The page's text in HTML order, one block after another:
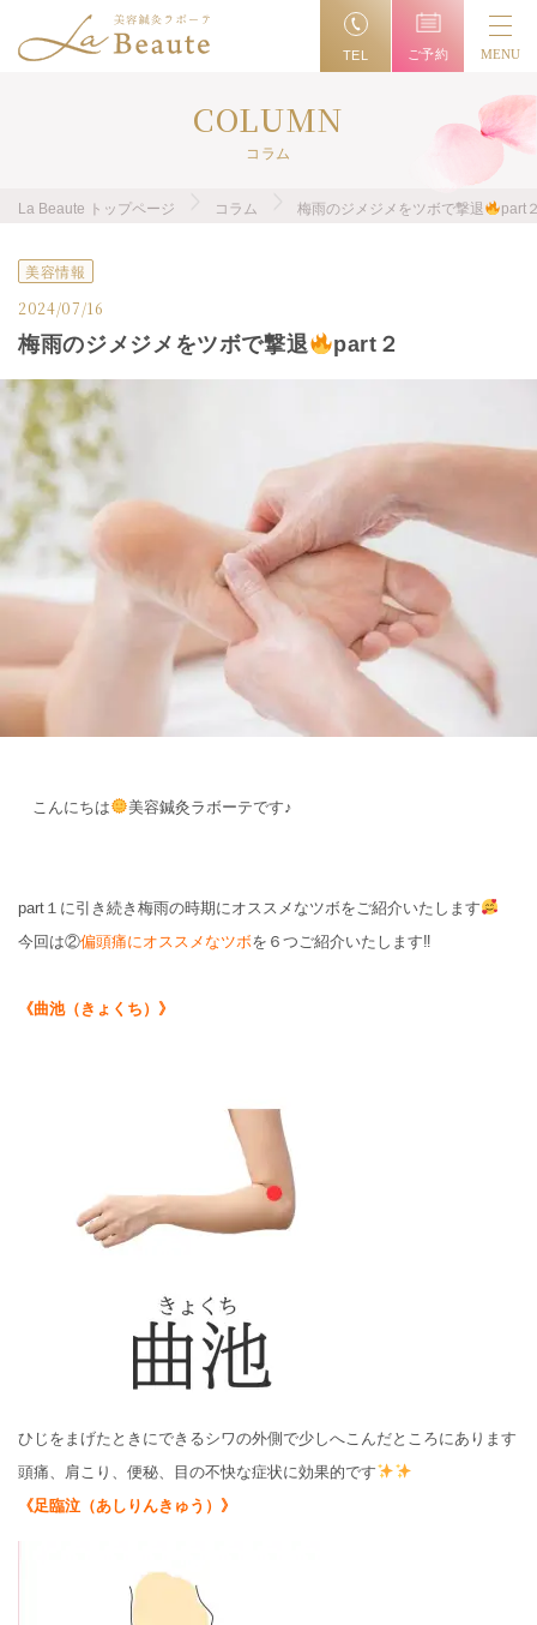
TEL ご予約 MENU
COLUMN
コラム
La Beaute トップページ コラム 梅雨のジメジメをツボで撃退 part
美容情報
2024/07/16
梅雨のジメジメをツボで撃退 part２
こんにちは 美容鍼灸ラボーテです♪
part１に引き続き梅雨の時期にオススメなツボをご紹介いたします
今回は②偏頭痛にオススメなツボを６つご紹介いたします‼
《曲池（きょくち）》
ひじをまげたときにできるシワの外側で少しへこんだところにあります
頭痛、肩こり、便秘、目の不快な症状に効果的です
《足臨泣（あしりんきゅう）》